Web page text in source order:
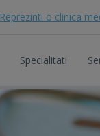
Reprezinti o clinica
Specialitati